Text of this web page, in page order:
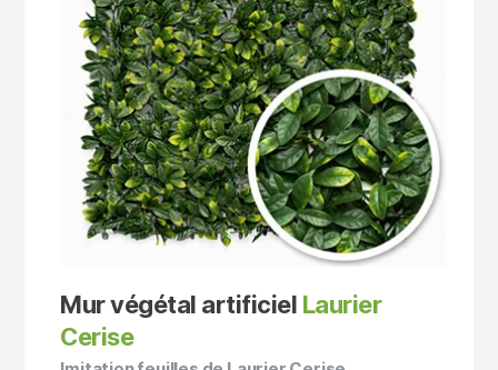
Mur végétal artificiel Laurier
Cerise